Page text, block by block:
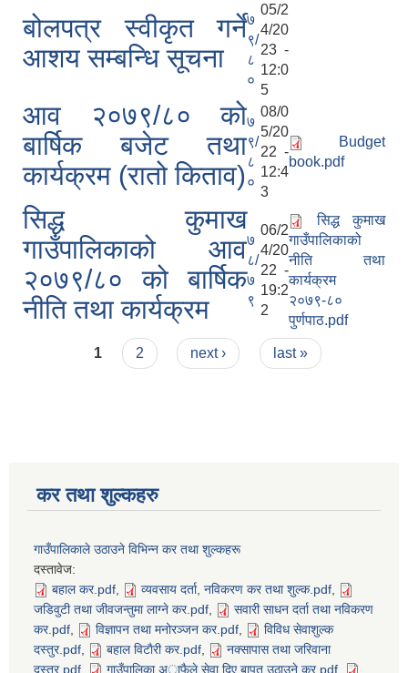
बोलपत्र स्वीकृत गर्ने
आशय सम्बन्धि सूचना
७
९/
८
०
05/2
4/20
23 -
12:0
5
आव २०७९/८० को
बार्षिक बजेट तथा
कार्यक्रम (रातो किताव)
७
९/
८
०
08/0
5/20
22 -
12:4
3
Budget
book.pdf
सिद्ध कुमाख
गाउँपालिकाको आव
२०७९/८० को बार्षिक
नीति तथा कार्यक्रम
७
८/
७
९
06/2
4/20
22 -
19:2
2
सिद्ध कुमाख
गाउँपालिकाको
नीति तथा
कार्यक्रम
२०७९-८०
पुर्णपाठ.pdf
Pages
1 2 next › last »
कर तथा शुल्कहरु
गाउँपालिकाले उठाउने विभिन्न कर तथा शुल्कहरू
दस्तावेज:
बहाल कर.pdf
व्यवसाय दर्ता, नविकरण कर तथा शुल्क.pdf
जडिवुटी तथा जीवजन्तुमा लाग्ने कर.pdf
सवारी साधन दर्ता तथा नविकरण
कर.pdf
विज्ञापन तथा मनोरञ्जन कर.pdf
विविध सेवाशुल्क
दस्तुर.pdf
बहाल विटाैरी कर.pdf
नक्सापास तथा जरिवाना
दस्तुर.pdf
गाउँपालिका अाफैले सेवा दिए बापत उठाउने कर.pdf